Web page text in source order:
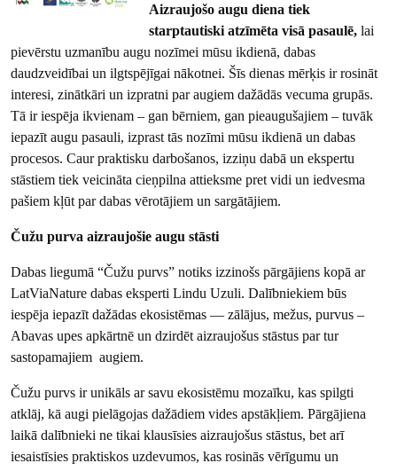
Aizraujošo augu diena tiek
starptautiski atzīmēta visā pasaulē,lai
pievērstu uzmanību augu nozīmei mūsu ikdienā, dabas
daudzveidībai un ilgtspējīgai nākotnei. Šīs dienas mērķis ir rosināt
interesi, zinātkāri un izpratni par augiem dažādās vecuma grupās.
Tā ir iespēja ikvienam – gan bērniem, gan pieaugušajiem – tuvāk
iepazīt augu pasauli, izprast tās nozīmi mūsu ikdienā un dabas
procesos. Caur praktisku darbošanos, izziņu dabā un ekspertu
stāstiem tiek veicināta cieņpilna attieksme pret vidi un iedvesma
pašiem kļūt par dabas vērotājiem un sargātājiem.
Čužu purva aizraujošie augu stāsti
Dabas liegumā “Čužu purvs” notiks izzinošs pārgājiens kopā ar
LatViaNature dabas eksperti Lindu Uzuli. Dalībniekiem būs
iespēja iepazīt dažādas ekosistēmas — zālājus, mežus, purvus –
Abavas upes apkārtnē un dzirdēt aizraujošus stāstus par tur
sastopamajiem augiem.
Čužu purvs ir unikāls ar savu ekosistēmu mozaīku, kas spilgti
atklāj, kā augi pielāgojas dažādiem vides apstākļiem. Pārgājiena
laikā dalībnieki ne tikai klausīsies aizraujošus stāstus, bet arī
iesaistīsies praktiskos uzdevumos, kas rosinās vērīgumu un